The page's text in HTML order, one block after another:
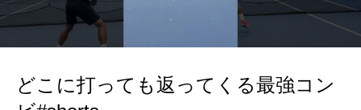
どこに打っても返ってくる最強コン